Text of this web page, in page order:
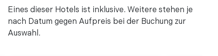
Eines dieser Hotels ist inklusive. Weitere stehen je
nach Datum gegen Aufpreis bei der Buchung zur
Auswahl.